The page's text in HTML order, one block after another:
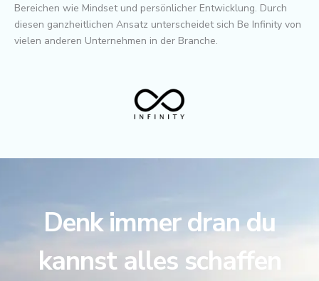
Bereichen wie Mindset und persönlicher Entwicklung. Durch
diesen ganzheitlichen Ansatz unterscheidet sich Be Infinity von
vielen anderen Unternehmen in der Branche.
Denk immer dran du
kannst alles schaffen